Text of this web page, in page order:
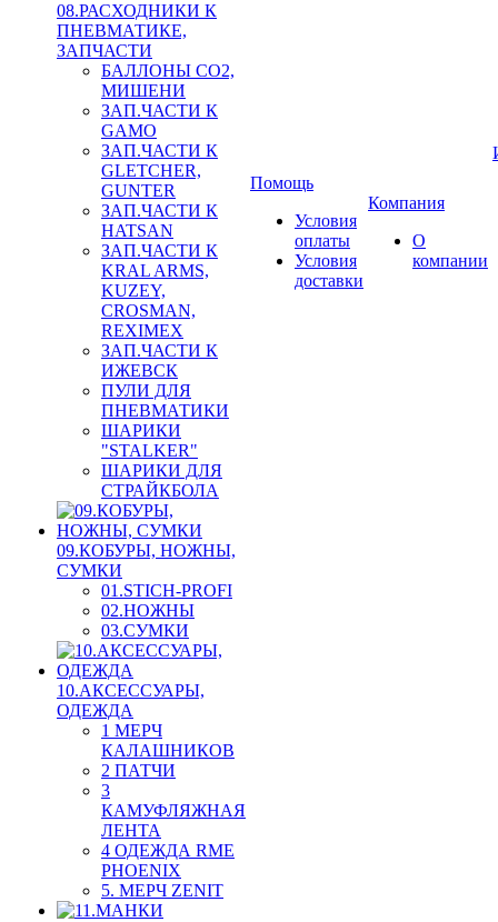
08.РАСХОДНИКИ К
ПНЕВМАТИКЕ,
ЗАПЧАСТИ
БАЛЛОНЫ CO2,
МИШЕНИ
ЗАП.ЧАСТИ К
GAMO
ЗАП.ЧАСТИ К
GLETCHER,
GUNTER
ЗАП.ЧАСТИ К
HATSAN
ЗАП.ЧАСТИ К
KRAL ARMS,
KUZEY,
CROSMAN,
REXIMEX
ЗАП.ЧАСТИ К
ИЖЕВСК
ПУЛИ ДЛЯ
ПНЕВМАТИКИ
ШАРИКИ
"STALKER"
ШАРИКИ ДЛЯ
СТРАЙКБОЛА
09.КОБУРЫ, НОЖНЫ,
СУМКИ
01.STICH-PROFI
02.НОЖНЫ
03.СУМКИ
10.АКСЕССУАРЫ,
ОДЕЖДА
1 МЕРЧ
КАЛАШНИКОВ
2 ПАТЧИ
3
КАМУФЛЯЖНАЯ
ЛЕНТА
4 ОДЕЖДА RME
PHOENIX
5. МЕРЧ ZENIT
Помощь
Условия
оплаты
Условия
доставки
Компания
О
компании